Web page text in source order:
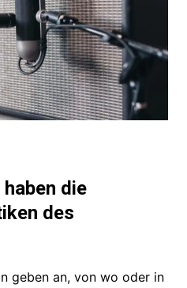
die
des
n geben an, von wo oder in